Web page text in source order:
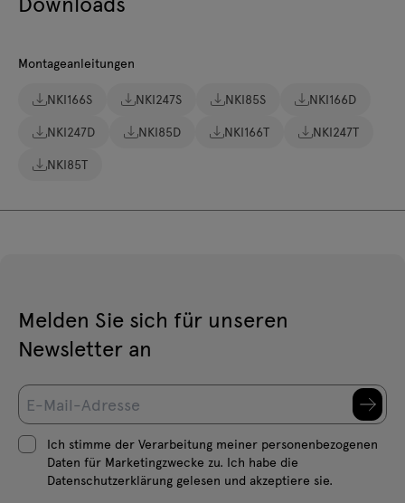
Montageanleitungen
NKI166S NKI247S NKI85S
NKI166D
NKI247D
NKI85D NKI166T
NKI247T
NKI85T
Melden Sie sich für unseren
Newsletter an
Ich stimme der Verarbeitung meiner personenbezogenen
Daten für Marketingzwecke zu. Ich habe die
Datenschutzerklärung gelesen und akzeptiere sie.